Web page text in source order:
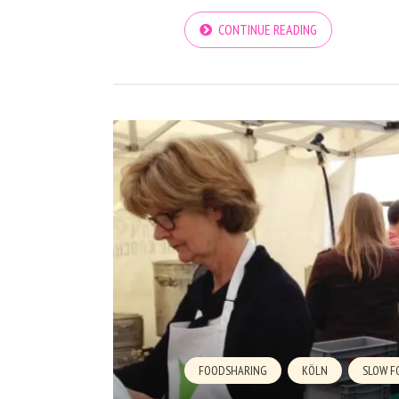
CONTINUE READING
FOODSHARING KÖLN SLOW